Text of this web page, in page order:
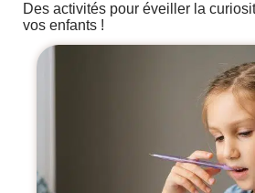
Des activités pour éveiller la
vos enfants !